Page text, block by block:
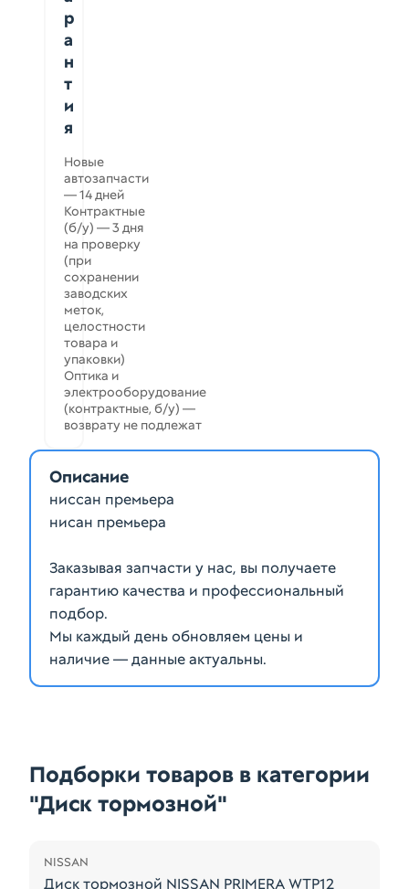
р
а
н
т
и
я
Новые
автозапчасти
— 14 дней
Контрактные
(б/у) — 3 дня
на проверку
(при
сохранении
заводских
меток,
целостности
товара и
упаковки)
Оптика и
электрооборудование
(контрактные, б/у) —
возврату не подлежат
Описание
ниссан премьера
нисан премьера
Заказывая запчасти у нас, вы получаете
гарантию качества и профессиональный
подбор.
Мы каждый день обновляем цены и
наличие — данные актуальны.
Подборки товаров в категории
"Диск тормозной"
NISSAN
Диск тормозной NISSAN PRIMERA WTP12